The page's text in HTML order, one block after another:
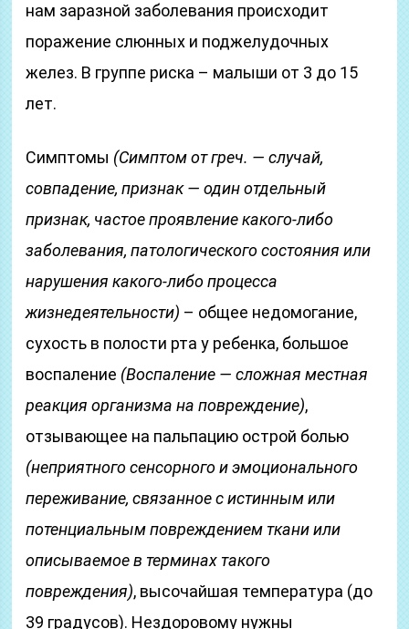
нам заразной заболевания происходит
поражение слюнных и поджелудочных
желез. В группе риска – малыши от 3 до 15
лет.
Симптомы (Симптом от греч. — случай,
совпадение, признак — один отдельный
признак, частое проявление какого-либо
заболевания, патологического состояния или
нарушения какого-либо процесса
жизнедеятельности) – общее недомогание,
сухость в полости рта у ребенка, большое
воспаление (Воспаление — сложная местная
реакция организма на повреждение),
отзывающее на пальпацию острой болью
(неприятного сенсорного и эмоционального
переживание, связанное с истинным или
потенциальным повреждением ткани или
описываемое в терминах такого
повреждения), высочайшая температура (до
39 градусов). Нездоровому нужны